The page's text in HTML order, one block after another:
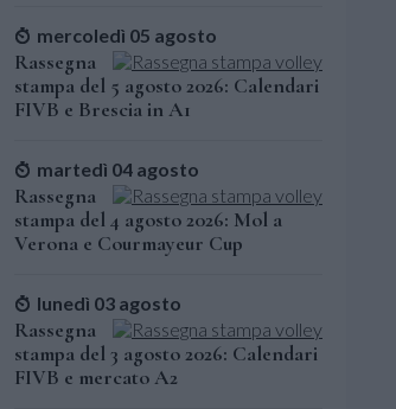
mercoledì 05 agosto
Rassegna
stampa del 5 agosto 2026: Calendari
FIVB e Brescia in A1
martedì 04 agosto
Rassegna
stampa del 4 agosto 2026: Mol a
Verona e Courmayeur Cup
lunedì 03 agosto
Rassegna
stampa del 3 agosto 2026: Calendari
FIVB e mercato A2